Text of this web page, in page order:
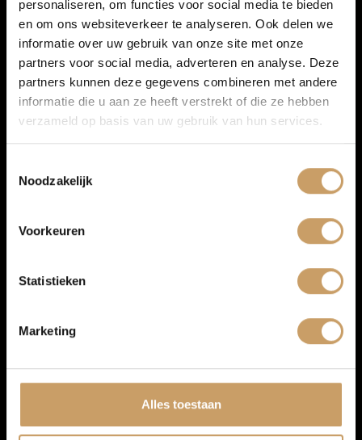
personaliseren, om functies voor social media te bieden
en om ons websiteverkeer te analyseren. Ook delen we
informatie over uw gebruik van onze site met onze
partners voor social media, adverteren en analyse. Deze
partners kunnen deze gegevens combineren met andere
informatie die u aan ze heeft verstrekt of die ze hebben
verzameld op basis van uw gebruik van hun services.
Noodzakelijk
Voorkeuren
Statistieken
Marketing
Alles toestaan
Persoonlijk advies
Mogelijkheid om een proefrit te maken
Duidelijke uitleg over uitvoering, onderhoud en
aflevermogelijkheden
Inruil en financiering mogelijk
Service en onderhoud op één vertrouwd adres
Afleverpakketten voor extra zekerheid
Zo weet je vooraf waar je aan toe bent en kun je met een
Afleverpakketten voor jouw nieuwe
Citroën
is altijd inbegrepen en bevat onder andere
brandstof, professionele reiniging, een BOVAG 40-punten
zoals een nieuwe APK, onderhoudsbeurt voor levering,
minimaal een halve tank brandstof, banden rondom
minimaal 3,5 mm profiel, professionele reiniging en 12
maanden BOVAG garantie.
Autoverzekeringen
Verkoop
Auto onderhoud
Over Autobedrijf De Baaij
Contact
Afleverpakketten